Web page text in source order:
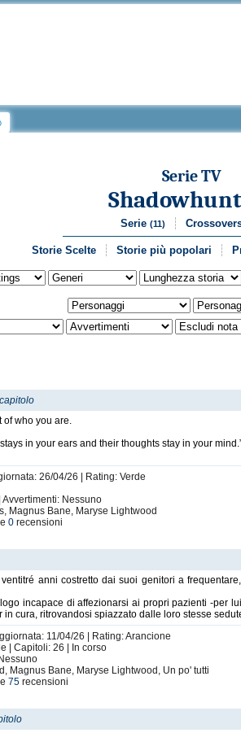
Serie TV
Serie(11)
Storie Scelte Storie più popolari
of who you are.
in your ears and their thoughts stay in your
26/04/26 | Rating: Verde
Nessuno
Magnus Bane, Maryse Lightwood
0 recensioni
anni costretto dai suoi genitori a
incapace di affezionarsi ai propri pazienti -per
cura, ritrovandosi spiazzato dalle loro stesse
11/04/26 | Rating: Arancione
| Capitoli: 26 | In corso
Magnus Bane, Maryse Lightwood, Un po' tutti
75 recensioni